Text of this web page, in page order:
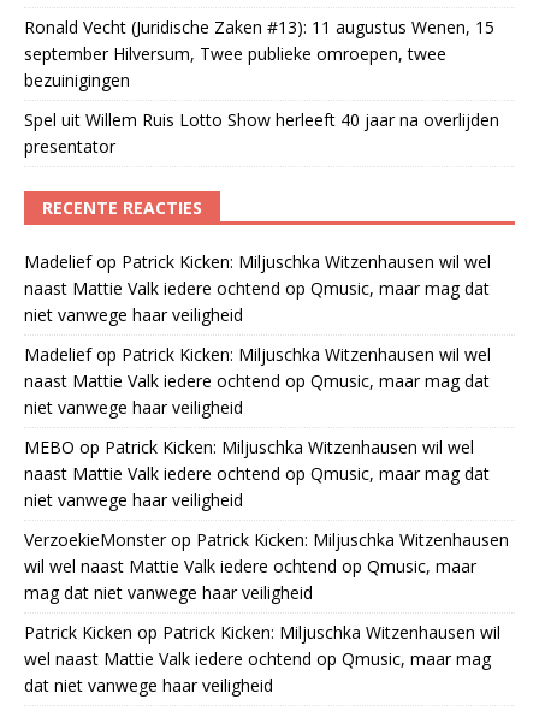
Ronald Vecht (Juridische Zaken #13): 11 augustus Wenen, 15
september Hilversum, Twee publieke omroepen, twee
bezuinigingen
Spel uit Willem Ruis Lotto Show herleeft 40 jaar na overlijden
presentator
RECENTE REACTIES
Madeliefop Patrick Kicken: Miljuschka Witzenhausen wil wel
naast Mattie Valk iedere ochtend op Qmusic, maar mag dat
niet vanwege haar veiligheid
Madeliefop Patrick Kicken: Miljuschka Witzenhausen wil wel
naast Mattie Valk iedere ochtend op Qmusic, maar mag dat
niet vanwege haar veiligheid
MEBO op Patrick Kicken: Miljuschka Witzenhausen wil wel
naast Mattie Valk iedere ochtend op Qmusic, maar mag dat
niet vanwege haar veiligheid
VerzoekieMonsterop Patrick Kicken: Miljuschka Witzenhausen
wil wel naast Mattie Valk iedere ochtend op Qmusic, maar
mag dat niet vanwege haar veiligheid
Patrick Kicken op Patrick Kicken: Miljuschka Witzenhausen wil
wel naast Mattie Valk iedere ochtend op Qmusic, maar mag
dat niet vanwege haar veiligheid